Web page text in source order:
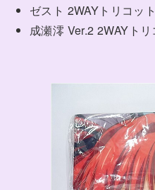
ゼスト 2WAYトリコッ
成瀬澪 Ver.2 2WAYト